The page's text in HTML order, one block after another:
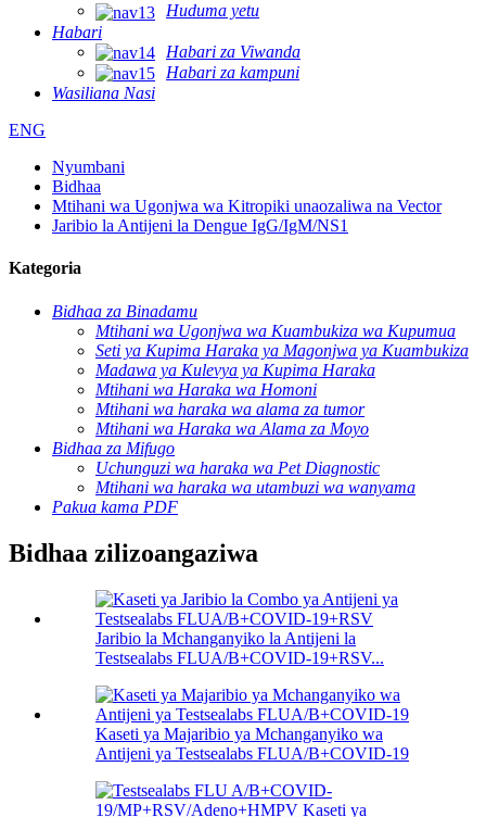
Huduma yetu
Habari
Habari za Viwanda
Habari za kampuni
Wasiliana Nasi
ENG
Nyumbani
Bidhaa
Mtihani wa Ugonjwa wa Kitropiki unaozaliwa na Vector
Jaribio la Antijeni la Dengue IgG/IgM/NS1
Kategoria
Bidhaa za Binadamu
Mtihani wa Ugonjwa wa Kuambukiza wa Kupumua
Seti ya Kupima Haraka ya Magonjwa ya Kuambukiza
Madawa ya Kulevya ya Kupima Haraka
Mtihani wa Haraka wa Homoni
Mtihani wa haraka wa alama za tumor
Mtihani wa Haraka wa Alama za Moyo
Bidhaa za Mifugo
Uchunguzi wa haraka wa Pet Diagnostic
Mtihani wa haraka wa utambuzi wa wanyama
Pakua kama PDF
Bidhaa zilizoangaziwa
Jaribio la Mchanganyiko la Antijeni la
Testsealabs FLUA/B+COVID-19+RSV...
Kaseti ya Majaribio ya Mchanganyiko wa
Antijeni ya Testsealabs FLUA/B+COVID-19